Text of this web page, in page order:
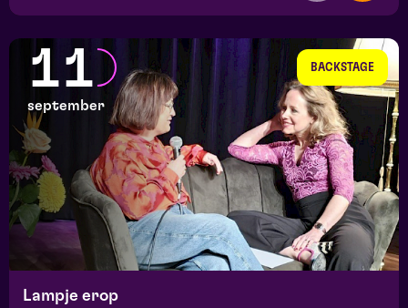
BACKSTAGE
11
september
Lampje erop